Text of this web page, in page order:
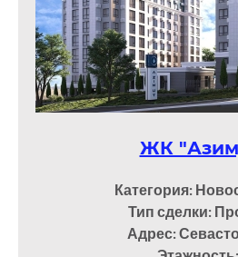
ЖК
Категория:
Тип сделки:
Адрес: